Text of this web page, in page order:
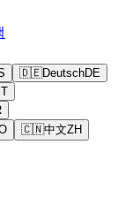
🇩🇪DeutschDE
IT
🇨🇳中文ZH